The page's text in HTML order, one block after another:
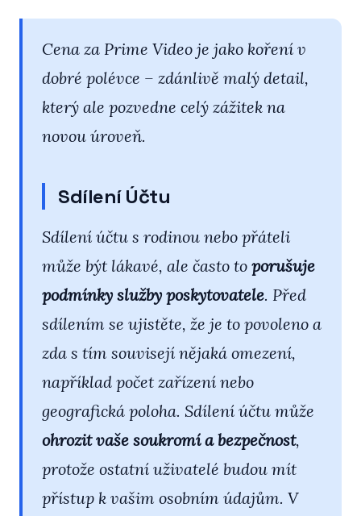
Cena za Prime Video je jako koření v
dobré polévce – zdánlivě malý detail,
který ale pozvedne celý zážitek na
novou úroveň.
Sdílení Účtu
Sdílení účtu s rodinou nebo přáteli
může být lákavé, ale často to porušuje
podmínky služby poskytovatele. Před
sdílením se ujistěte, že je to povoleno a
zda s tím souvisejí nějaká omezení,
například počet zařízení nebo
geografická poloha. Sdílení účtu může
ohrozit vaše soukromí a bezpečnost,
protože ostatní uživatelé budou mít
přístup k vašim osobním údajům. V